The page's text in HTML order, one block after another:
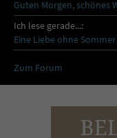
Guten Morgen, schönes
Ich lese gerade...:
Eine Liebe ohne
Zum Forum